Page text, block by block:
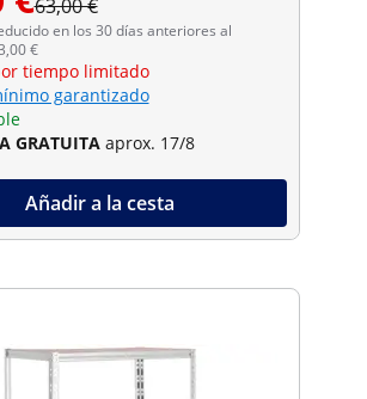
63,00 €
en los 30 días anteriores al
€
tiempo limitado
garantizado
GRATUITA aprox. 17/8
Añadir a la cesta